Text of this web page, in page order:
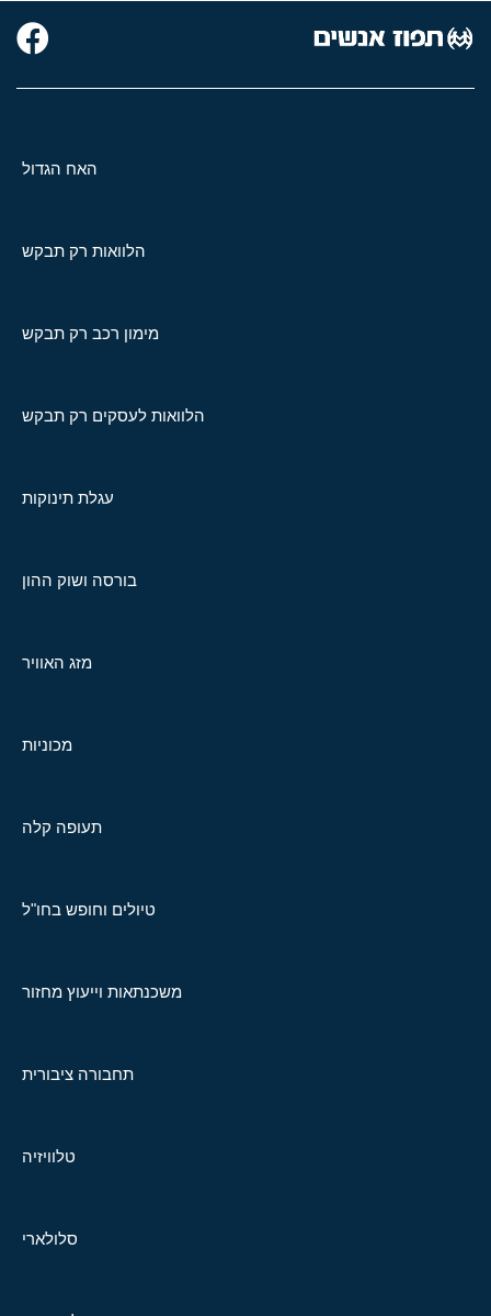
האח הגדול
הלוואות רק תבקש
מימון רכב רק תבקש
הלוואות לעסקים רק תבקש
עגלת תינוקות
בורסה ושוק ההון
מזג האוויר
מכוניות
תעופה קלה
טיולים וחופש בחו"ל
משכנתאות וייעוץ מחזור
תחבורה ציבורית
טלוויזיה
סלולארי